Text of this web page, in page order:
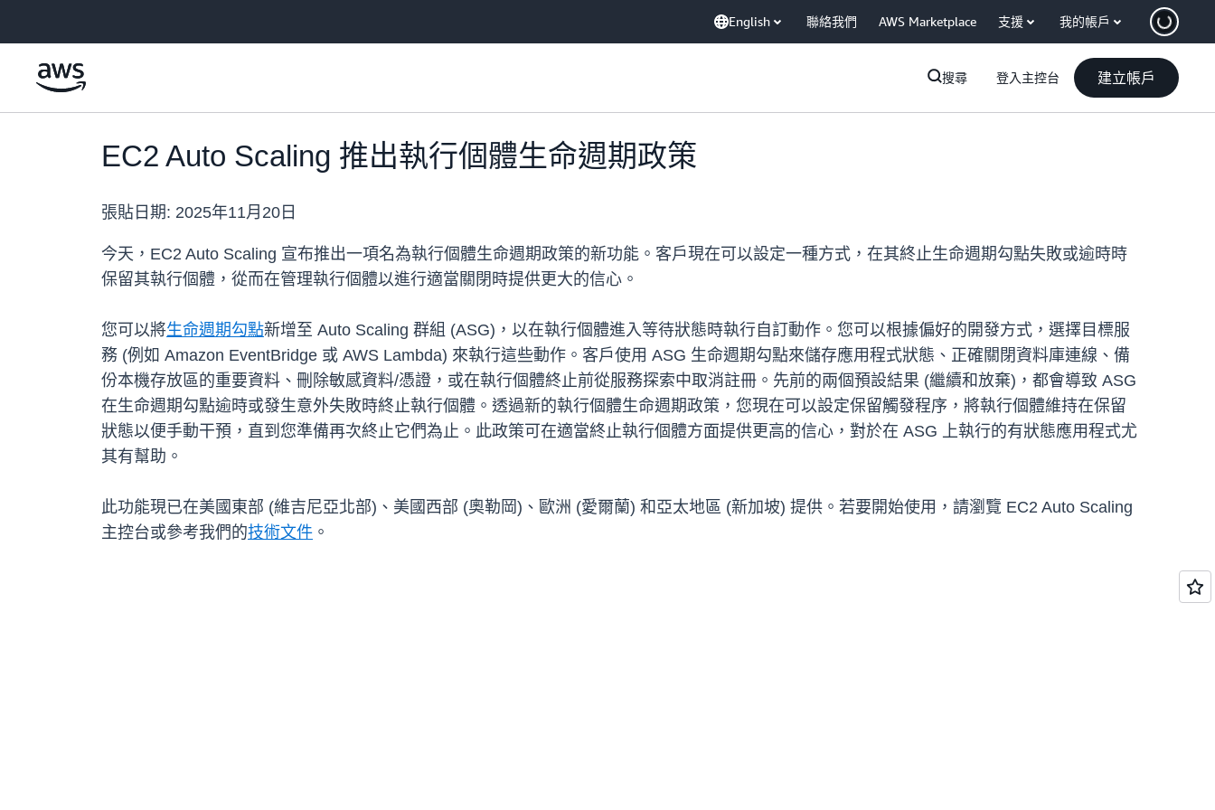
English 聯絡我們 AWS Marketplace 支援 我的帳戶
搜尋 登入主控台 建立帳戶
EC2 Auto Scaling 推出執行個體生命週期政策
張貼日期: 2025年11月20日
今天，EC2 Auto Scaling 宣布推出一項名為執行個體生命週期政策的新功能。客戶現在可以設定一種方式，在其終止生命週期勾點失敗或逾時時
保留其執行個體，從而在管理執行個體以進行適當關閉時提供更大的信心。
您可以將生命週期勾點新增至 Auto Scaling 群組 (ASG)，以在執行個體進入等待狀態時執行自訂動作。您可以根據偏好的開發方式，選擇目標服
務 (例如 Amazon EventBridge 或 AWS Lambda) 來執行這些動作。客戶使用 ASG 生命週期勾點來儲存應用程式狀態、正確關閉資料庫連線、備
份本機存放區的重要資料、刪除敏感資料/憑證，或在執行個體終止前從服務探索中取消註冊。先前的兩個預設結果 (繼續和放棄)，都會導致 ASG
在生命週期勾點逾時或發生意外失敗時終止執行個體。透過新的執行個體生命週期政策，您現在可以設定保留觸發程序，將執行個體維持在保留
狀態以便手動干預，直到您準備再次終止它們為止。此政策可在適當終止執行個體方面提供更高的信心，對於在 ASG 上執行的有狀態應用程式尤
其有幫助。
此功能現已在美國東部 (維吉尼亞北部)、美國西部 (奧勒岡)、歐洲 (愛爾蘭) 和亞太地區 (新加坡) 提供。若要開始使用，請瀏覽 EC2 Auto Scaling
主控台或參考我們的技術文件 。